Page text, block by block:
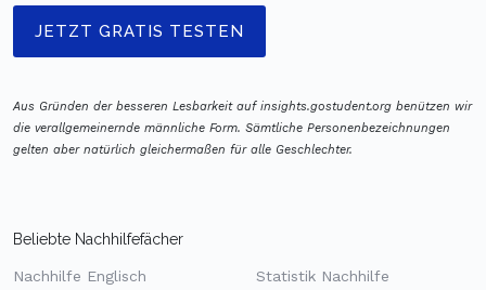
JETZT GRATIS TESTEN
Aus Gründen der besseren Lesbarkeit auf insights.gostudent.org benützen wir
die verallgemeinernde männliche Form. Sämtliche Personenbezeichnungen
gelten aber natürlich gleichermaßen für alle Geschlechter.
Beliebte Nachhilfefächer
Nachhilfe Englisch Statistik Nachhilfe